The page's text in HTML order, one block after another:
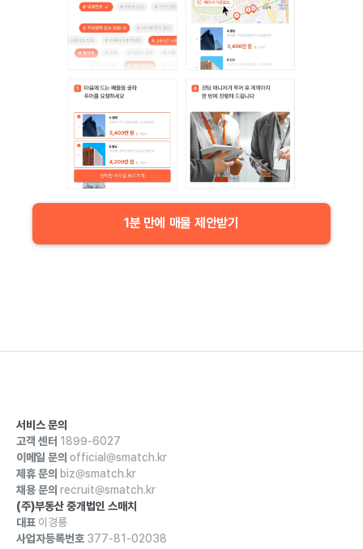
1분 만에 매물 제안받기
서비스 문의
고객 센터 1899-6027
이메일 문의 official@smatch.kr
제휴 문의 biz@smatch.kr
채용 문의 recruit@smatch.kr
(주)부동산 중개법인 스매치
대표 이경룡
사업자등록번호 377-81-02038